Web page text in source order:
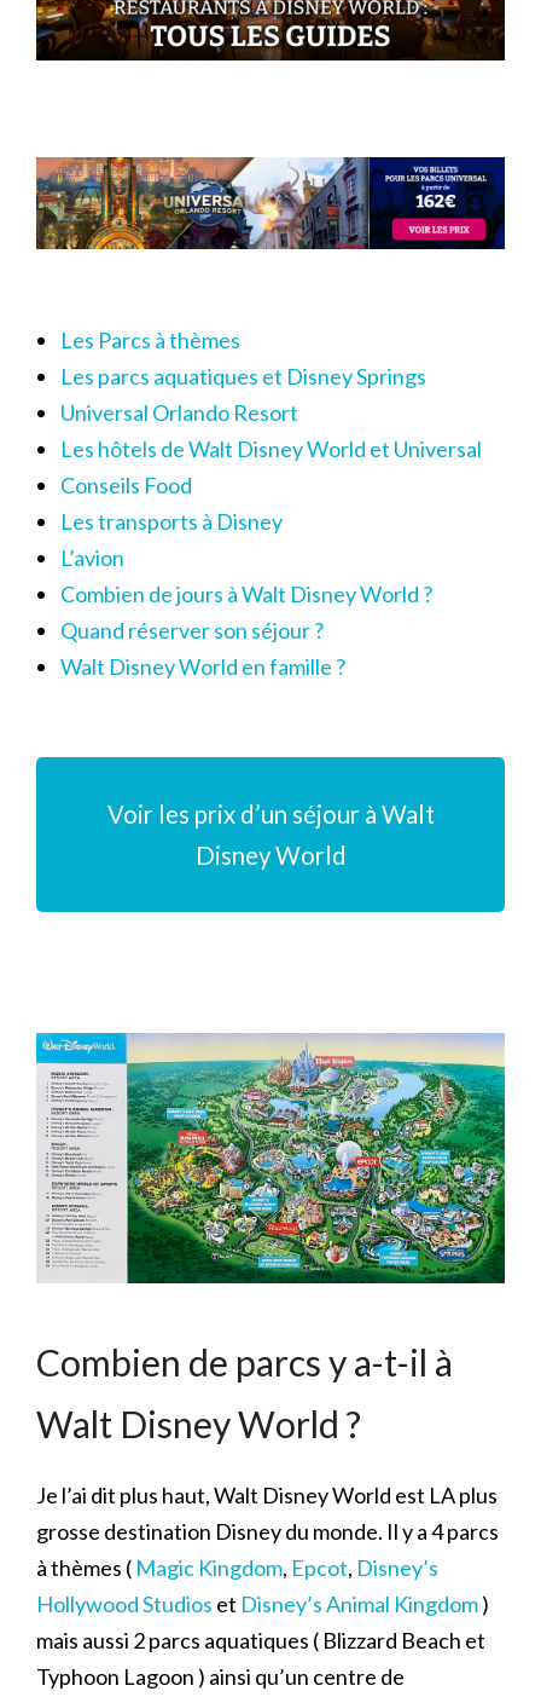
Les Parcs à thèmes
Les parcs aquatiques et Disney Springs
Universal Orlando Resort
Les hôtels de Walt Disney World et Universal
Conseils Food
Les transports à Disney
L’avion
Combien de jours à Walt Disney World ?
Quand réserver son séjour ?
Walt Disney World en famille ?
Voir les prix d’un séjour à Walt
Disney World
Combien de parcs y a-t-il à
Walt Disney World ?
Je l’ai dit plus haut, Walt Disney World est LA plus
grosse destination Disney du monde. Il y a 4 parcs
à thèmes ( Magic Kingdom, Epcot, Disney’s
Hollywood Studios et Disney’s Animal Kingdom)
mais aussi 2 parcs aquatiques ( Blizzard Beach et
Typhoon Lagoon ) ainsi qu’un centre de